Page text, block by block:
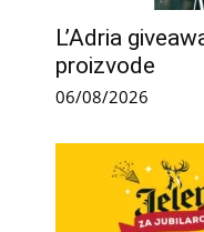
L’Adria
proizvode
06/08/2026